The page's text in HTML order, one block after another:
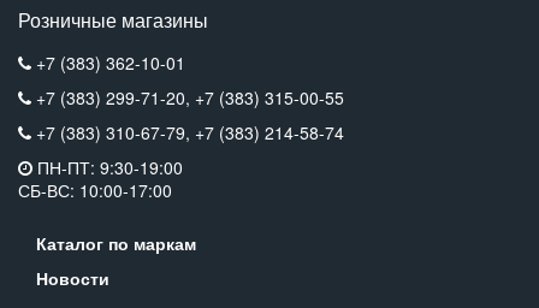
Розничные магазины
+7 (383) 362-10-01
+7 (383) 299-71-20, +7 (383) 315-00-55
+7 (383) 310-67-79, +7 (383) 214-58-74
ПН-ПТ: 9:30-19:00
СБ-ВС: 10:00-17:00
Каталог по маркам
Новости